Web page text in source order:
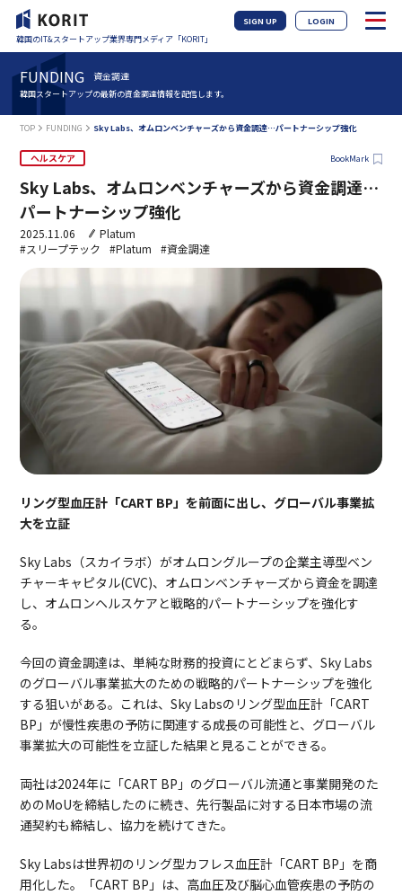
韓国のIT&スタートアップ業界専門メディア「KORIT」
SIGN UP LOGIN
FUNDING 資金調達
韓国スタートアップの最新の資金調達情報を配信します。
TOP FUNDING Sky Labs、オムロンベンチャーズから資金調達…パートナーシップ強化
ヘルスケア BookMark
Sky Labs、オムロンベンチャーズから資金調達…
パートナーシップ強化
2025.11.06
Platum
#スリープテック
#Platum #資金調達
リング型血圧計「CART BP」を前面に出し、グローバル事業拡
大を立証
Sky Labs（スカイラボ）がオムロングループの企業主導型ベン
チャーキャピタル(CVC)、オムロンベンチャーズから資金を調達
し、オムロンヘルスケアと戦略的パートナーシップを強化す
る。
今回の資金調達は、単純な財務的投資にとどまらず、Sky Labs
のグローバル事業拡大のための戦略的パートナーシップを強化
する狙いがある。これは、Sky Labsのリング型血圧計「CART
BP」が慢性疾患の予防に関連する成長の可能性と、グローバル
事業拡大の可能性を立証した結果と見ることができる。
両社は2024年に「CART BP」のグローバル流通と事業開発のた
めのMoUを締結したのに続き、先行製品に対する日本市場の流
通契約も締結し、協力を続けてきた。
Sky Labsは世界初のリング型カフレス血圧計「CART BP」を商
用化した。「CART BP」は、高血圧及び脳心血管疾患の予防の